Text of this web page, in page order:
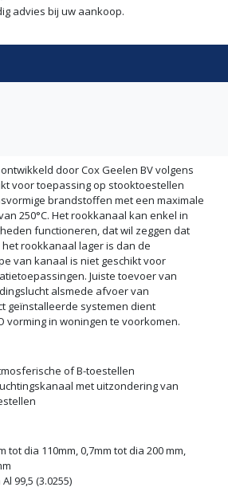
advies bij uw aankoop.
door Cox Geelen BV volgens
voor toepassing op stooktoestellen
brandstoffen met een maximale
250°C. Het rookkanaal kan enkel in
functioneren, dat wil zeggen dat
rookkanaal lager is dan de
van kanaal is niet geschikt voor
Juiste toevoer van
alsmede afvoer van
geïnstalleerde systemen dient
vorming in woningen te voorkomen.
of B-toestellen
met uitzondering van
tot dia 110mm, 0,7mm tot dia 200 mm,
99,5 (3.0255)